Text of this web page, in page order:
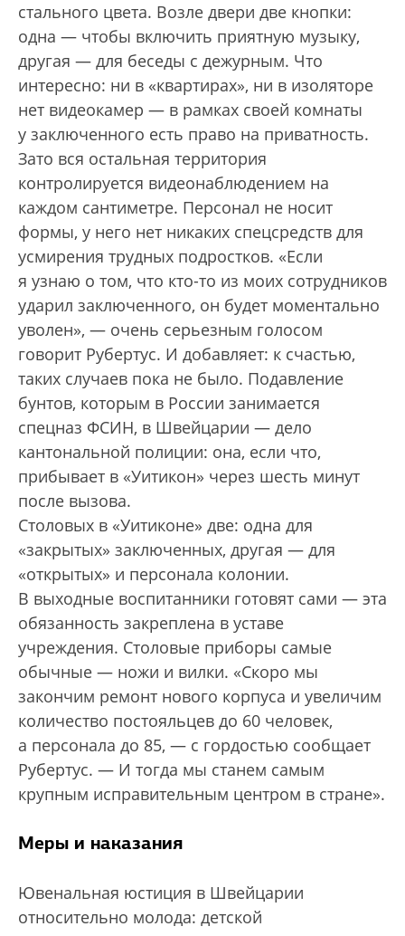
стального цвета. Возле двери две кнопки:
одна — чтобы включить приятную музыку,
другая — для беседы с дежурным. Что
интересно: ни в «квартирах», ни в изоляторе
нет видеокамер — в рамках своей комнаты
у заключенного есть право на приватность.
Зато вся остальная территория
контролируется видеонаблюдением на
каждом сантиметре. Персонал не носит
формы, у него нет никаких спецсредств для
усмирения трудных подростков. «Если
я узнаю о том, что кто-то из моих сотрудников
ударил заключенного, он будет моментально
уволен», — очень серь­езным голосом
говорит Рубертус. И добавляет: к счастью,
таких случаев пока не было. Подавление
бунтов, которым в России занимается
спецназ ФСИН, в Швейцарии — дело
кантональной полиции: она, если что,
прибывает в «Уитикон» через шесть минут
после вызова.
Столовых в «Уитиконе» две: одна для
«закрытых» заключенных, другая — для
«открытых» и персонала колонии.
В выходные воспитанники готовят сами — эта
обязанность закреплена в уставе
учреждения. Столовые приборы самые
обычные — ножи и вилки. «Скоро мы
закончим ремонт нового корпуса и увеличим
количество постояльцев до 60 человек,
а персонала до 85, — с гордостью сообщает
Рубертус. — И тогда мы станем самым
крупным исправительным центром в стране».
Меры и наказания
Ювенальная юстиция в Швейцарии
относительно молода: детской